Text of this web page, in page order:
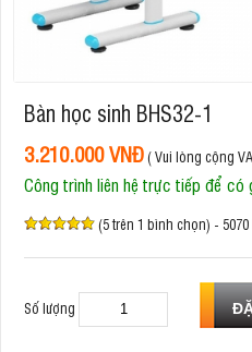
Bàn học sinh BHS32-1
3.210.000 VNĐ( Vui lòng cộng
Công trình liên hệ trực tiếp để có
(5 trên 1 bình chọn) - 5070
Số lượng